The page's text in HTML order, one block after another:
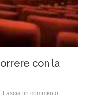
con la
Lascia un commento